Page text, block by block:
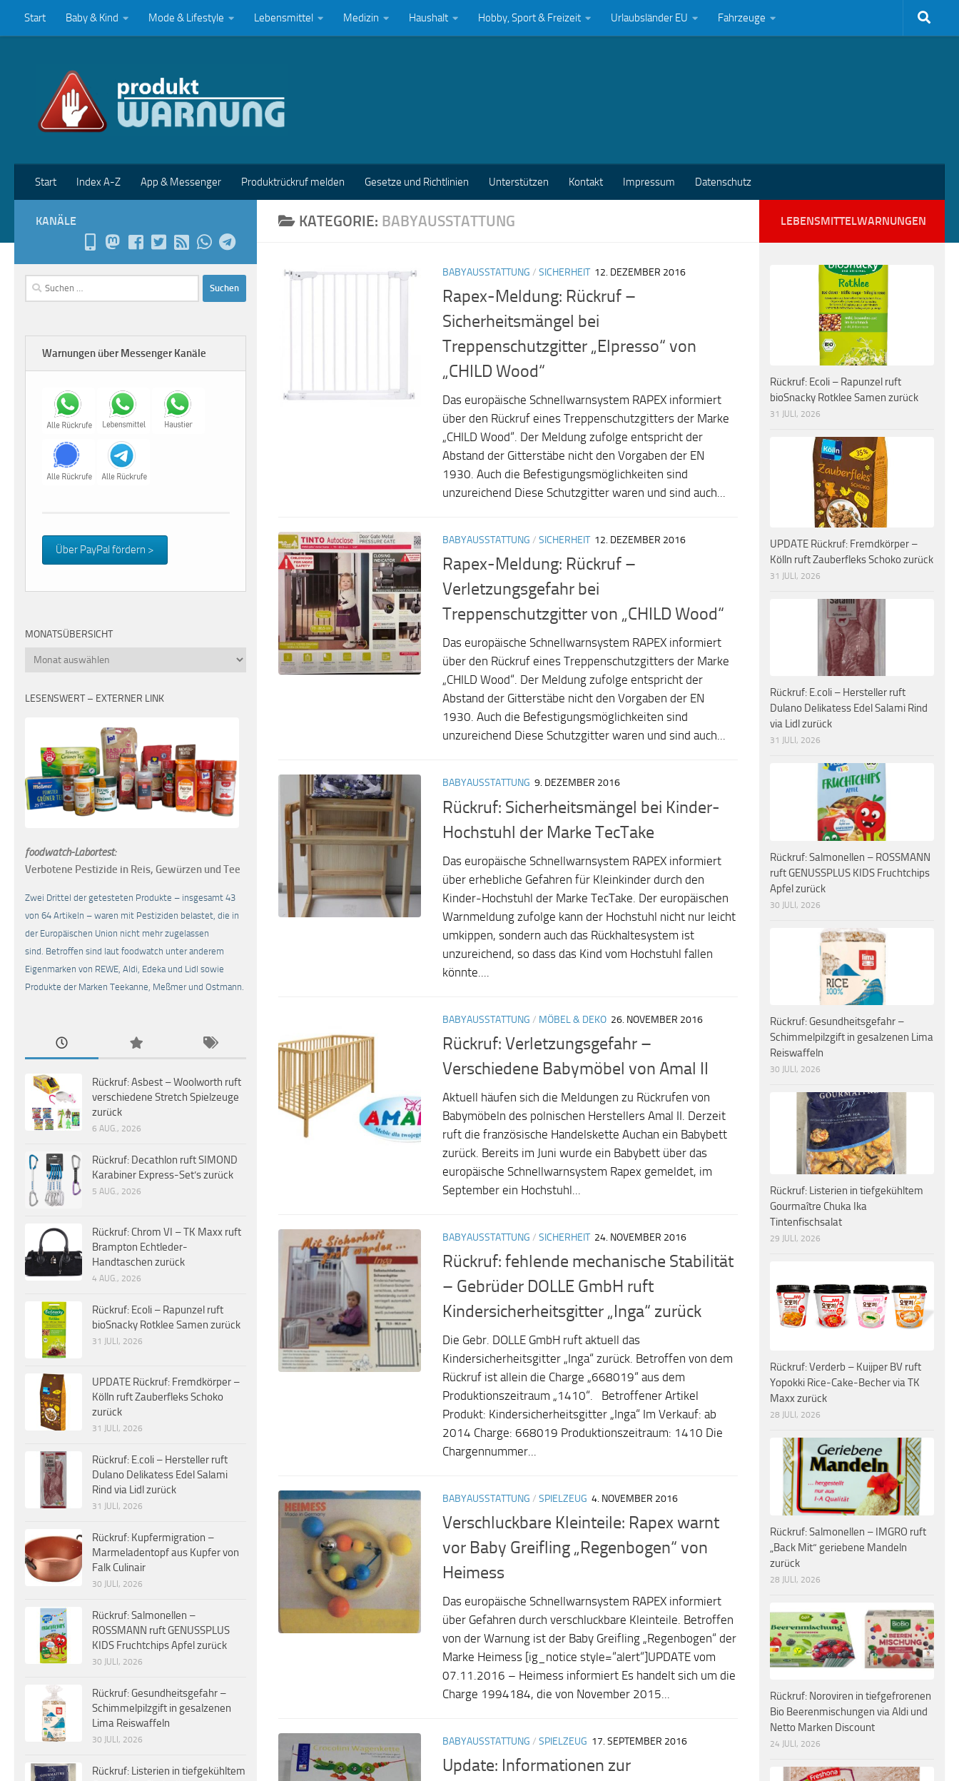
Zum Inhalt springen
Start Baby & Kind Mode & Lifestyle Lebensmittel Medizin Haushalt Hobby, Sport & Freizeit Urlaubsländer EU Fahrzeuge
Start Index A-Z App & Messenger Produktrückruf melden Gesetze und Richtlinien Unterstützen Kontakt Impressum Datenschutz
KATEGORIE: BABYAUSSTATTUNG
BABYAUSSTATTUNG / SICHERHEIT 12. DEZEMBER 2016
Rapex-Meldung: Rückruf –
Sicherheitsmängel bei
Treppenschutzgitter „Elpresso“ von
„CHILD Wood“
Das europäische Schnellwarnsystem RAPEX informiert
über den Rückruf eines Treppenschutzgitters der Marke
„CHILD Wood“. Der Meldung zufolge entspricht der
Abstand der Gitterstäbe nicht den Vorgaben der EN
1930. Auch die Befestigungsmöglichkeiten sind
unzureichend Diese Schutzgitter waren und sind auch...
BABYAUSSTATTUNG / SICHERHEIT 12. DEZEMBER 2016
Rapex-Meldung: Rückruf –
Verletzungsgefahr bei
Treppenschutzgitter von „CHILD Wood“
Das europäische Schnellwarnsystem RAPEX informiert
über den Rückruf eines Treppenschutzgitters der Marke
„CHILD Wood“. Der Meldung zufolge entspricht der
Abstand der Gitterstäbe nicht den Vorgaben der EN
1930. Auch die Befestigungsmöglichkeiten sind
unzureichend Diese Schutzgitter waren und sind auch...
BABYAUSSTATTUNG 9. DEZEMBER 2016
Rückruf: Sicherheitsmängel bei Kinder-
Hochstuhl der Marke TecTake
Das europäische Schnellwarnsystem RAPEX informiert
über erhebliche Gefahren für Kleinkinder durch den
Kinder-Hochstuhl der Marke TecTake. Der europäischen
Warnmeldung zufolge kann der Hochstuhl nicht nur leicht
umkippen, sondern auch das Rückhaltesystem ist
unzureichend, so dass das Kind vom Hochstuhl fallen
könnte....
BABYAUSSTATTUNG / MÖBEL & DEKO 26. NOVEMBER 2016
Rückruf: Verletzungsgefahr –
Verschiedene Babymöbel von Amal II
Aktuell häufen sich die Meldungen zu Rückrufen von
Babymöbeln des polnischen Herstellers Amal II. Derzeit
ruft die französische Handelskette Auchan ein Babybett
zurück. Bereits im Juni wurde ein Babybett über das
europäische Schnellwarnsystem Rapex gemeldet, im
September ein Hochstuhl...
BABYAUSSTATTUNG / SICHERHEIT 24. NOVEMBER 2016
Rückruf: fehlende mechanische Stabilität
– Gebrüder DOLLE GmbH ruft
Kindersicherheitsgitter „Inga“ zurück
Die Gebr. DOLLE GmbH ruft aktuell das
Kindersicherheitsgitter „Inga“ zurück. Betroffen von dem
Rückruf ist allein die Charge „668019“ aus dem
Produktionszeitraum „1410“. Betroffener Artikel
Produkt: Kindersicherheitsgitter „Inga“ Im Verkauf: ab
2014 Charge: 668019 Produktionszeitraum: 1410 Die
Chargennummer...
BABYAUSSTATTUNG / SPIELZEUG 4. NOVEMBER 2016
Verschluckbare Kleinteile: Rapex warnt
vor Baby Greifling „Regenbogen“ von
Heimess
Das europäische Schnellwarnsystem RAPEX informiert
über Gefahren durch verschluckbare Kleinteile. Betroffen
von der Warnung ist der Baby Greifling „Regenbogen“ der
Marke Heimess [ig_notice style=“alert“]UPDATE vom
07.11.2016 – Heimess informiert Es handelt sich um die
Charge 1994184, die von November 2015...
BABYAUSSTATTUNG / SPIELZEUG 17. SEPTEMBER 2016
Update: Informationen zur
KANÄLE
Suchen
nach:
Warnungen über Messenger Kanäle
Über PayPal fördern >
MONATSÜBERSICHT
Monatsübersicht
LESENSWERT – EXTERNER LINK
foodwatch-Labortest:
Verbotene Pestizide in Reis, Gewürzen und Tee
Zwei Drittel der getesteten Produkte – insgesamt 43
von 64 Artikeln – waren mit Pestiziden belastet, die in
der Europäischen Union nicht mehr zugelassen
sind. Betroffen sind laut foodwatch unter anderem
Eigenmarken von REWE, Aldi, Edeka und Lidl sowie
Produkte der Marken Teekanne, Meßmer und Ostmann.
Rückruf: Asbest – Woolworth ruft
verschiedene Stretch Spielzeuge
zurück
6 AUG., 2026
Rückruf: Decathlon ruft SIMOND
Karabiner Express-Set’s zurück
5 AUG., 2026
Rückruf: Chrom VI – TK Maxx ruft
Brampton Echtleder-
Handtaschen zurück
4 AUG., 2026
Rückruf: Ecoli – Rapunzel ruft
bioSnacky Rotklee Samen zurück
31 JULI, 2026
UPDATE Rückruf: Fremdkörper –
Kölln ruft Zauberfleks Schoko
zurück
31 JULI, 2026
Rückruf: E.coli – Hersteller ruft
Dulano Delikatess Edel Salami
Rind via Lidl zurück
31 JULI, 2026
Rückruf: Kupfermigration –
Marmeladentopf aus Kupfer von
Falk Culinair
30 JULI, 2026
Rückruf: Salmonellen –
ROSSMANN ruft GENUSSPLUS
KIDS Fruchtchips Apfel zurück
30 JULI, 2026
Rückruf: Gesundheitsgefahr –
Schimmelpilzgift in gesalzenen
Lima Reiswaffeln
30 JULI, 2026
Rückruf: Listerien in tiefgekühltem
LEBENSMITTELWARNUNGEN
Rückruf: Ecoli – Rapunzel ruft
bioSnacky Rotklee Samen zurück
31 JULI, 2026
UPDATE Rückruf: Fremdkörper –
Kölln ruft Zauberfleks Schoko zurück
31 JULI, 2026
Rückruf: E.coli – Hersteller ruft
Dulano Delikatess Edel Salami Rind
via Lidl zurück
31 JULI, 2026
Rückruf: Salmonellen – ROSSMANN
ruft GENUSSPLUS KIDS Fruchtchips
Apfel zurück
30 JULI, 2026
Rückruf: Gesundheitsgefahr –
Schimmelpilzgift in gesalzenen Lima
Reiswaffeln
30 JULI, 2026
Rückruf: Listerien in tiefgekühltem
Gourmaître Chuka Ika
Tintenfischsalat
29 JULI, 2026
Rückruf: Verderb – Kuijper BV ruft
Yopokki Rice-Cake-Becher via TK
Maxx zurück
28 JULI, 2026
Rückruf: Salmonellen – IMGRO ruft
„Back Mit“ geriebene Mandeln
zurück
28 JULI, 2026
Rückruf: Noroviren in tiefgefrorenen
Bio Beerenmischungen via Aldi und
Netto Marken Discount
24 JULI, 2026